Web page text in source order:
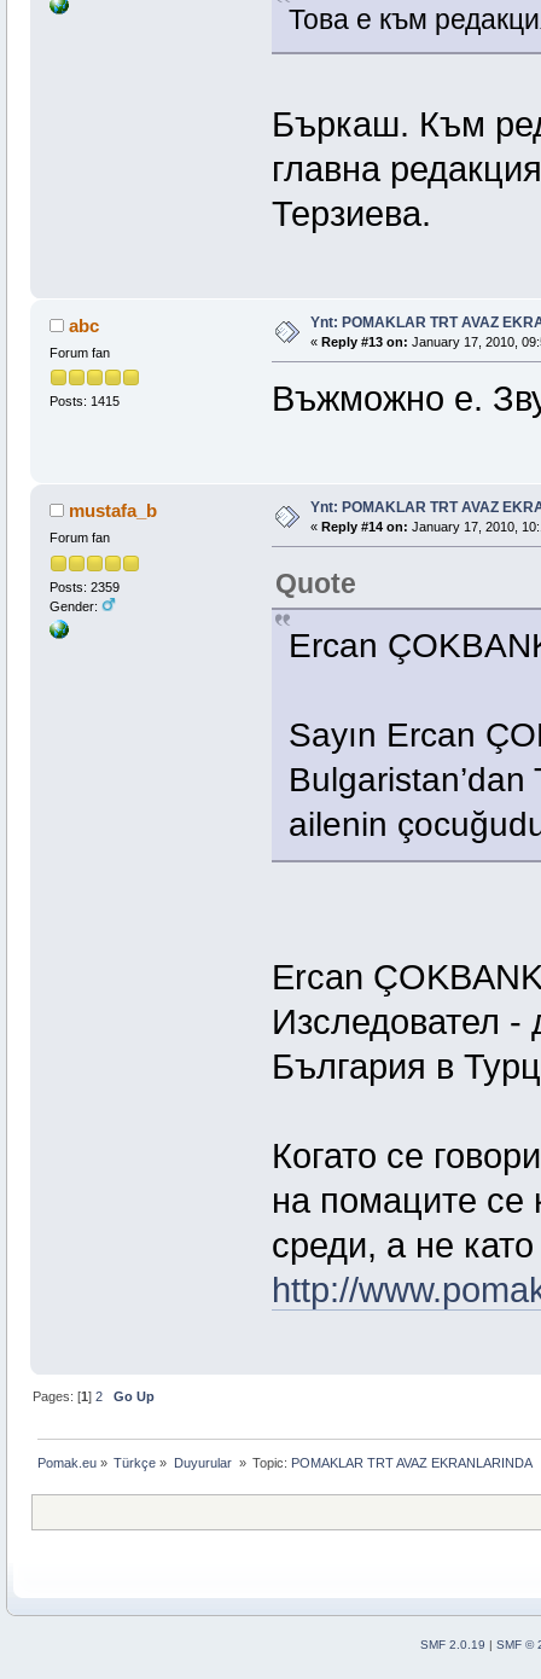
Това е към
Бъркаш. Към
главна
Терзиева.
abc
Forum fan
Posts: 1415
Ynt: POMAKLAR TRT AVAZ
« Reply #13 on: January 17, 2010,
Въжможно е.
mustafa_b
Forum fan
Posts: 2359
Gender:
Ynt: POMAKLAR TRT AVAZ
« Reply #14 on: January 17, 2010,
Quote
Ercan
Sayın Ercan
ailenin
Ercan
Изследовател -
България в
Когато се
на помаците се
среди, а не като
http://
Pages: [1]2 Go Up
Pomak.eu » Türkçe » Duyurular » Topic: POMAKLAR TRT AVAZ EKRANLARINDA
SMF 2.0.19
SMF ©